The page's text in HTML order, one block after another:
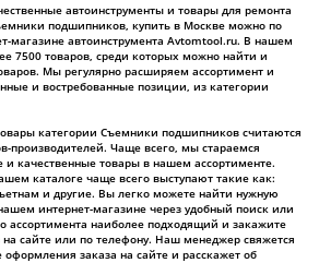
автоинструменты и товары для ремонта
подшипников, купить в Москве можно по
магазине автоинструмента Avtomtool.ru. В нашем
7500 товаров, среди которых можно найти и
Мы регулярно расширяем ассортимент и
и востребованные позиции, из категории
категории Съемники подшипников считаются
производителей. Чаще всего, мы стараемся
качественные товары в нашем ассортименте.
каталоге чаще всего выступают такие как:
и другие. Вы легко можете найти нужную
интернет-магазине через удобный поиск или
ассортимента наиболее подходящий и закажите
сайте или по телефону. Наш менеджер свяжется
заказа на сайте и расскажет об